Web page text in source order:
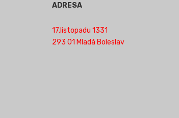
ADRESA
17.listopadu 1331
293 01 Mladá Boleslav